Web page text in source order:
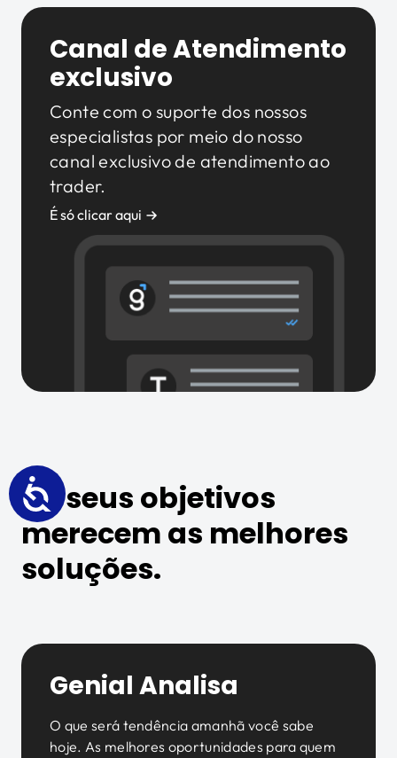
Canal de Atendimento
exclusivo
Conte com o suporte dos nossos
especialistas por meio do nosso
canal exclusivo de atendimento ao
trader.
É só clicar aqui
Os seus objetivos
merecem as melhores
soluções.
Genial Analisa
O que será tendência amanhã você sabe
hoje. As melhores oportunidades para quem